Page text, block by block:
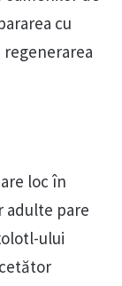
cu
loc în
adulte pare
ului